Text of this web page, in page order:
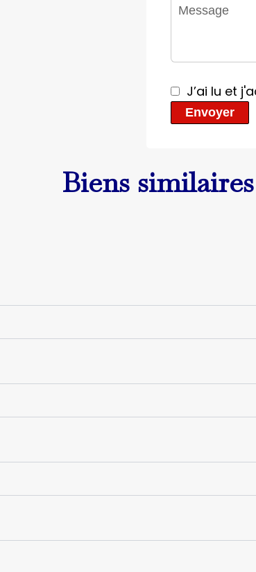
J’ai lu et
Envoyer
Biens similaires